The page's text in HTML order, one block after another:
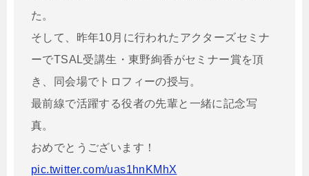
た。
そして、昨年10月に行われたアクターズセミナ
ーでTSAL受講生・東野絢香がセミナー賞を頂
き、同会場でトロフィーの授与。
最前線で活躍する役者の先輩と一緒に記念写
真。
おめでとうございます！
pic.twitter.com/uas1hnKMhX